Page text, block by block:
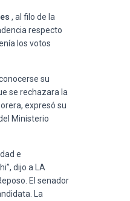
, al filo de la
respecto
los votos
su
se rechazara la
expresó su
Ministerio
e
dijo a LA
El senador
La